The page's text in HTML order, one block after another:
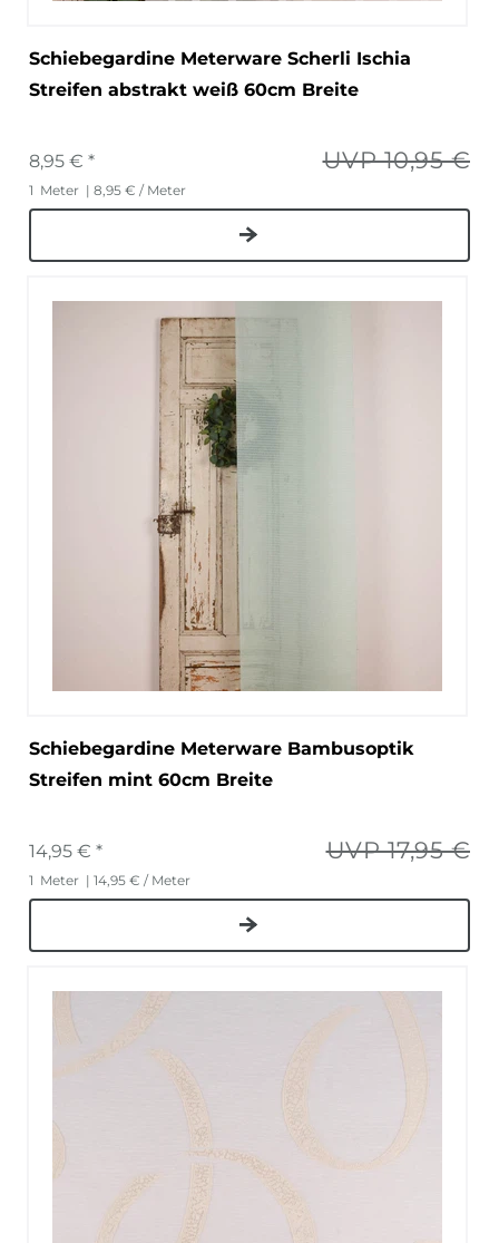
Schiebegardine Meterware Scherli Ischia
Streifen abstrakt weiß 60cm Breite
UVP 10,95 €
8,95 € *
1 Meter | 8,95 € / Meter
Schiebegardine Meterware Bambusoptik
Streifen mint 60cm Breite
UVP 17,95 €
14,95 € *
1 Meter | 14,95 € / Meter